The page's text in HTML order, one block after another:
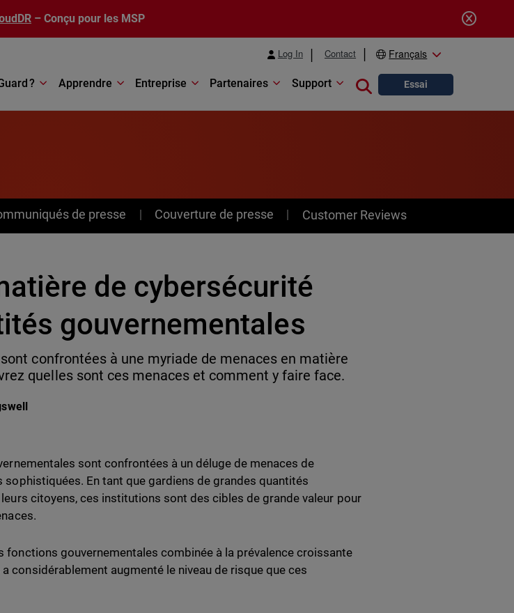
– Conçu pour les MSP
Log In Contact Français
? Apprendre Entreprise Partenaires Support Close search
Essai
de presse Couverture de presse Customer Reviews
de cybersécurité
gouvernementales
confrontées à une myriade de menaces en matière
quelles sont ces menaces et comment y faire face.
Reddit
sont confrontées à un déluge de menaces de
sophistiquées. En tant que gardiens de grandes quantités
citoyens, ces institutions sont des cibles de grande valeur pour
fonctions gouvernementales combinée à la prévalence croissante
considérablement augmenté le niveau de risque que ces